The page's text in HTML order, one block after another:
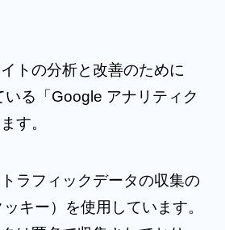
トの分析と改善のために
る「Google アナリティク
す。
ラフィックデータの収集の
キー）を使用しています。